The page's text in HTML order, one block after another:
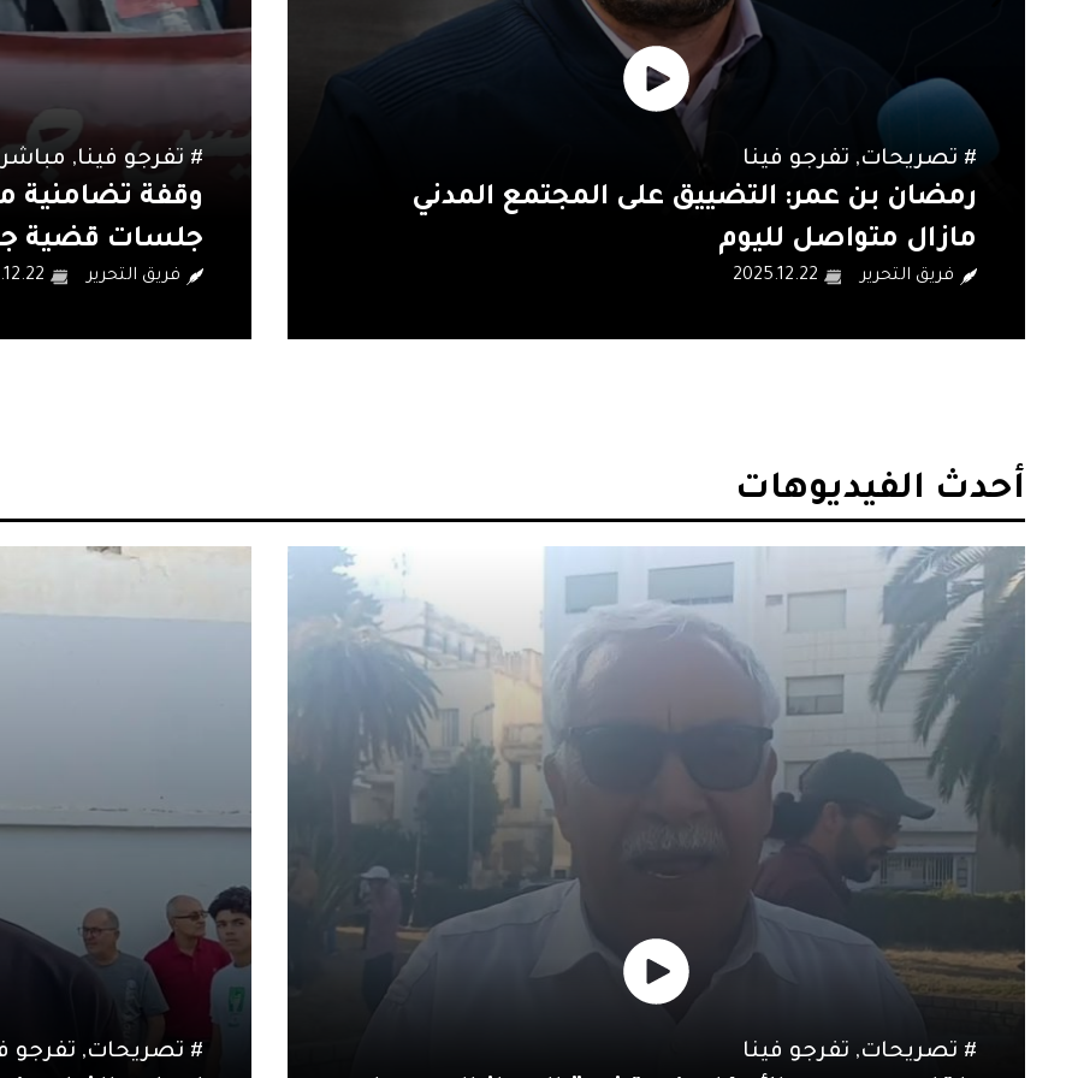
# تفرجو فينا ,روبورتاجات
قفصة: الملتقى الجهوي للعدالة البيئية بقفصة
يطرح النقاش حول المشاكل البيئية بالجهة
فريق التحرير 2025.12.20
# تفرجو فينا,
أهالي سيدي
مستمرة من
فريق التحرير
أحدث الفيديوهات
# تصريحات, تفرجو فينا # تصريحات, تفرجو